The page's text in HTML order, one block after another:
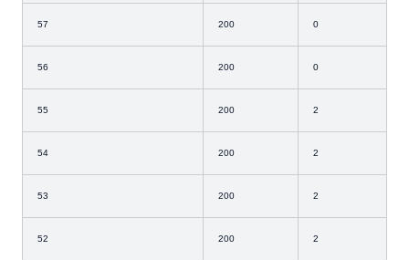
57 200 0
56 200 0
55 200 2
54 200 2
53 200 2
52 200 2